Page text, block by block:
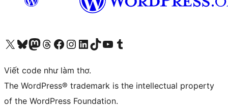
Truy cập tài khoản X (trước đây là Twitter) của chúng tôiVisit our Bluesky account
Visit our Mastodon account
Visit our Threads account
Xem trang Facebook của chúng tôiTruy cập tài khoản Instagram của chúng tôiTruy cập tài khoản LinkedIn của chúng tôiVisit our TikTok account
Truy cập kênh YouTube của chúng tôi Visit our Tumblr account
Viết code như làm thơ.
The WordPress® trademark is the intellectual property
of the WordPress Foundation.